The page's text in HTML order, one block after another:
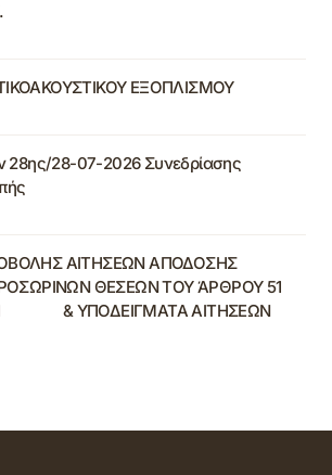
ΕΞΟΠΛΙΣΜΟΥ
28ης/28-07-2026 Συνεδρίασης
ΑΙΤΗΣΕΩΝ ΑΠΟΔΟΣΗΣ
ΘΕΣΕΩΝ ΤΟΥ ΆΡΘΡΟΥ 51
& ΥΠΟΔΕΙΓΜΑΤΑ ΑΙΤΗΣΕΩΝ